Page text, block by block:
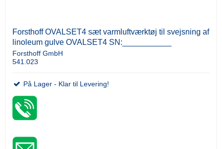
Forsthoff OVALSET4 sæt varmluftværktøj til svejsning af
linoleum gulve OVALSET4 SN:___________
Forsthoff GmbH
541.023
På Lager - Klar til Levering!